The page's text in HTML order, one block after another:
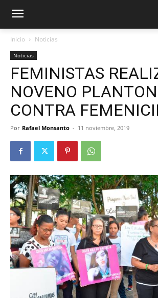
Inicio Noticias
Noticias
FEMINISTAS
NOVENO PLANTON
CONTRA
Por Rafael Monsanto - 11 noviembre, 2019